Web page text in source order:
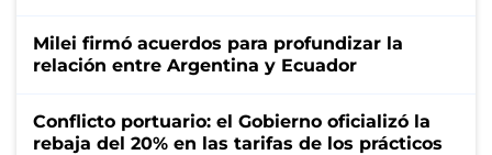
Milei firmó acuerdos para profundizar la
relación entre Argentina y Ecuador
Conflicto portuario: el Gobierno oficializó la
rebaja del 20% en las tarifas de los prácticos